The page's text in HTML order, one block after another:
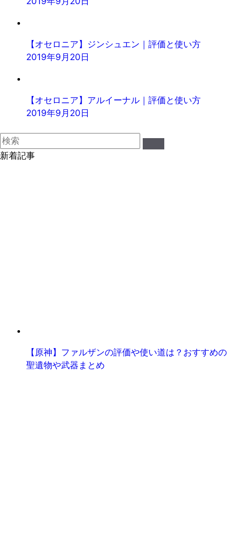
【オセロニア】ジンシュエン｜評価と使い方
2019年9月20日
【オセロニア】アルイーナル｜評価と使い方
2019年9月20日
新着記事
【原神】ファルザンの評価や使い道は？おすすめの
聖遺物や武器まとめ